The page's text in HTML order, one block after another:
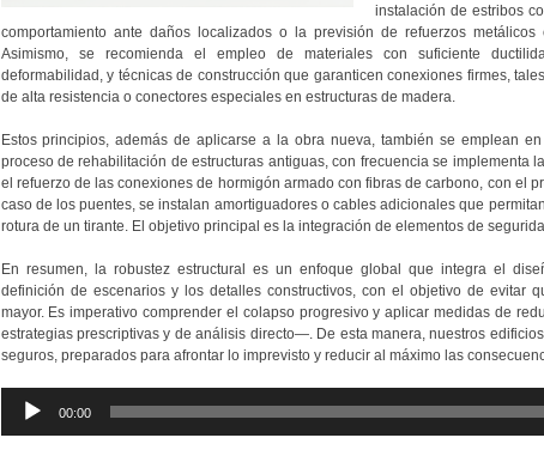
instalación de estribos
comportamiento ante daños localizados o la previsión de refuerzos
Asimismo, se recomienda el empleo de materiales con suficiente
deformabilidad, y técnicas de construcción que garanticen conexiones firmes,
de alta resistencia o conectores especiales en estructuras de madera.
Estos principios, además de aplicarse a la obra nueva, también se emplean
proceso de rehabilitación de estructuras antiguas, con frecuencia se implementa
el refuerzo de las conexiones de hormigón armado con fibras de carbono, con el
caso de los puentes, se instalan amortiguadores o cables adicionales que
rotura de un tirante. El objetivo principal es la integración de elementos de
En resumen, la robustez estructural es un enfoque global que integra el
definición de escenarios y los detalles constructivos, con el objetivo de evitar
mayor. Es imperativo comprender el colapso progresivo y aplicar medidas de
estrategias prescriptivas y de análisis directo—. De esta manera, nuestros
seguros, preparados para afrontar lo imprevisto y reducir al máximo las
audio
00:00